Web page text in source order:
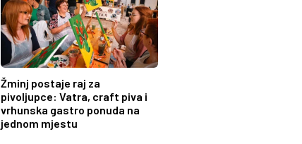
Žminj postaje raj za
pivoljupce: Vatra, craft piva i
vrhunska gastro ponuda na
jednom mjestu